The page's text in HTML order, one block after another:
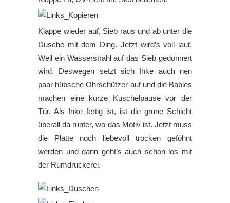
Klappe wieder auf, Sieb raus und ab unter die
Dusche mit dem Ding. Jetzt wird’s voll laut.
Weil ein Wasserstrahl auf das Sieb gedonnert
wird. Deswegen setzt sich Inke auch nen
paar hübsche Ohrschützer auf und die Babies
machen eine kurze Kuschelpause vor der
Tür. Als Inke fertig ist, ist die grüne Schicht
überall da runter, wo das Motiv ist. Jetzt muss
die Platte noch liebevoll trocken geföhnt
werden und dann geht’s auch schon los mit
der Rumdruckerei.